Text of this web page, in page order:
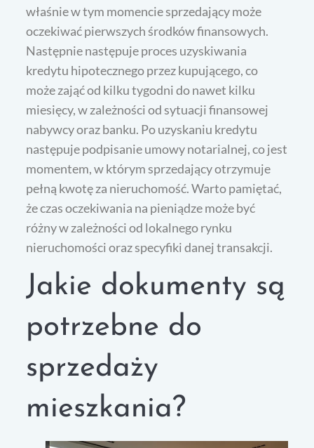
właśnie w tym momencie sprzedający może
oczekiwać pierwszych środków finansowych.
Następnie następuje proces uzyskiwania
kredytu hipotecznego przez kupującego, co
może zająć od kilku tygodni do nawet kilku
miesięcy, w zależności od sytuacji finansowej
nabywcy oraz banku. Po uzyskaniu kredytu
następuje podpisanie umowy notarialnej, co jest
momentem, w którym sprzedający otrzymuje
pełną kwotę za nieruchomość. Warto pamiętać,
że czas oczekiwania na pieniądze może być
różny w zależności od lokalnego rynku
nieruchomości oraz specyfiki danej transakcji.
Jakie dokumenty są
potrzebne do
sprzedaży
mieszkania?